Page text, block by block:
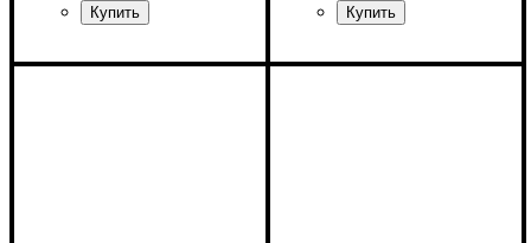
Ширина: 90 см
Ширина: 90 см